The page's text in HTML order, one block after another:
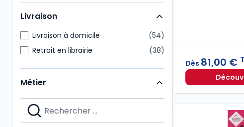
Livraison
Livraison à domicile
54
Retrait en librairie
38
Métier
Dès 81,00 €